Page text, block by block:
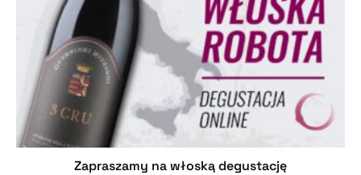
Zapraszamy na włoską degustację